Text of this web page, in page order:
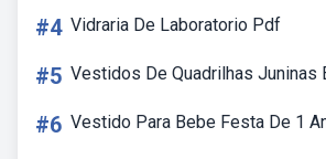
#4 Vidraria De Laboratorio Pdf
#5 Vestidos De Quadrilhas Juninas
#6 Vestido Para Bebe Festa De 1